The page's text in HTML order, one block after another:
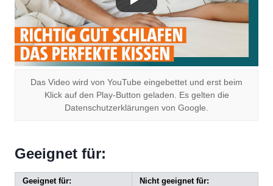
Das Video wird von YouTube eingebettet und erst beim
Klick auf den Play-Button geladen. Es gelten die
Datenschutzerklärungen von Google.
Geeignet für:
Geeignet für: Nicht geeignet für: